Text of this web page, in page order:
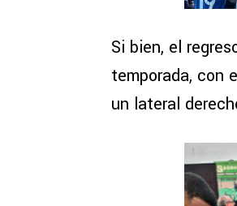
Si bien, el
temporada, con
un lateral